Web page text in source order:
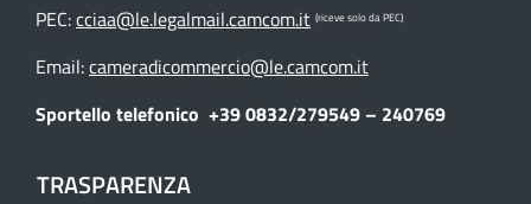
PEC:cciaa@le.legalmail.camcom.it (riceve solo da PEC)
Email:cameradicommercio@le.camcom.it
Sportello telefonico +39 0832/279549 – 240769
TRASPARENZA